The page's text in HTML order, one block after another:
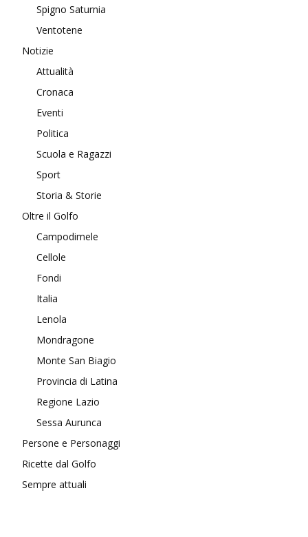
Spigno Saturnia
Ventotene
Notizie
Attualità
Cronaca
Eventi
Politica
Scuola e Ragazzi
Sport
Storia & Storie
Oltre il Golfo
Campodimele
Cellole
Fondi
Italia
Lenola
Mondragone
Monte San Biagio
Provincia di Latina
Regione Lazio
Sessa Aurunca
Persone e Personaggi
Ricette dal Golfo
Sempre attuali